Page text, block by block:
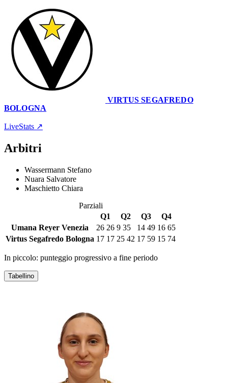
VIRTUS SEGAFREDO
BOLOGNA
LiveStats ↗
Arbitri
Wassermann Stefano
Nuara Salvatore
Maschietto Chiara
Parziali
Q1
Q2 Q3
Q4
Umana Reyer Venezia
26 26 9 35 14 49 16 65
Virtus Segafredo Bologna 17 17 25 42 17 59 15 74
In piccolo: punteggio progressivo a fine periodo
Tabellino